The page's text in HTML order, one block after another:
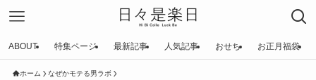
ABOUT 特集ページ 最新記事 人気記事 おせち お正月福袋
ホーム なぜかモテる男ラボ